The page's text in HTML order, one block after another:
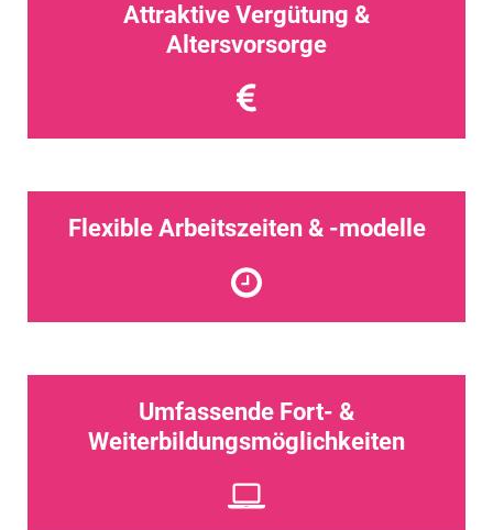
Attraktive Vergütung &
Altersvorsorge
Flexible Arbeitszeiten & -modelle
Umfassende Fort- &
Weiterbildungsmöglichkeiten